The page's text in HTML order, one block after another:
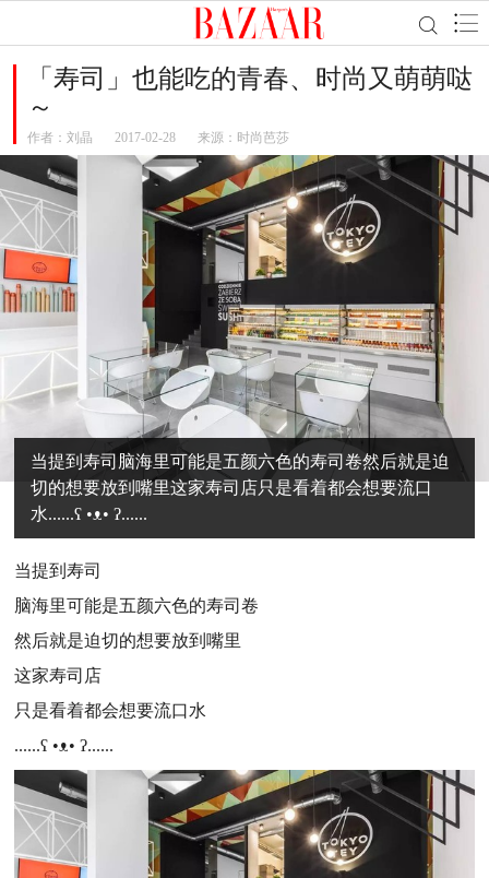
「寿司」也能吃的青春、时尚又萌萌哒
～
作者： 刘晶 2017-02-28 来源：时尚芭莎
当提到寿司脑海里可能是五颜六色的寿司卷然后就是迫
切的想要放到嘴里这家寿司店只是看着都会想要流口
水......ʕ •ᴥ• ʔ......
当提到寿司
脑海里可能是五颜六色的寿司卷
然后就是迫切的想要放到嘴里
这家寿司店
只是看着都会想要流口水
......ʕ •ᴥ• ʔ......